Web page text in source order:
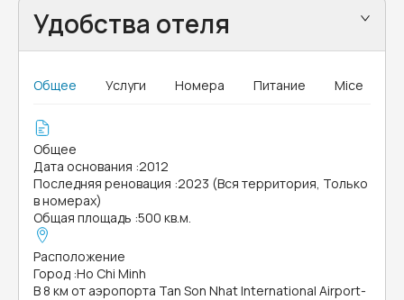
Удобства отеля
Общее Услуги Номера Питание Mice
Общее
Дата основания :2012
Последняя реновация :2023 (Вся территория, Только
в номерах)
Общая площадь :500 кв.м.
Расположение
Город :Ho Chi Minh
В 8 км от аэропорта Tan Son Nhat International Airport-